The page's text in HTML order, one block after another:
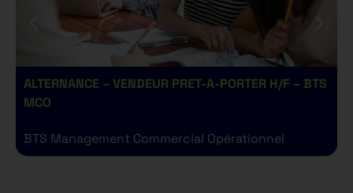
ALTERNANCE – VENDEUR PRET-A-PORTER H/F – BTS
MCO
BTS Management Commercial Opérationnel